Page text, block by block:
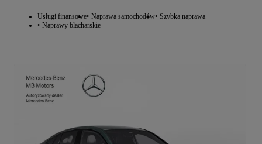
Usługi finansowe Naprawa samochodów Szybka naprawa
Naprawy blacharskie